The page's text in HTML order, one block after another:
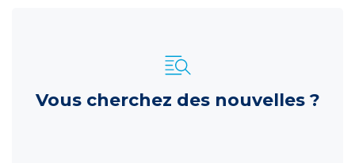
Vous cherchez des nouvelles ?